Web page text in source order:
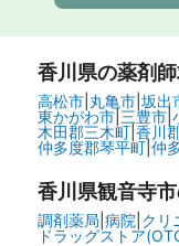
香川県の薬剤
高松市| 丸亀市| 坂出
東かがわ市| 三豊市|
木田郡三木町| 香川
仲多度郡琴平町| 仲
香川県観音寺
調剤薬局 病院 クリ
ドラッグストア